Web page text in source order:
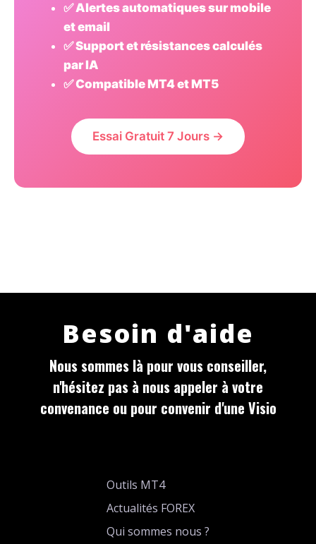
✅ Alertes automatiques sur mobile
et email
✅ Support et résistances calculés
par IA
✅ Compatible MT4 et MT5
Essai Gratuit 7 Jours →
Besoin d'aide
Nous sommes là pour vous conseiller,
n'hésitez pas à nous appeler à votre
convenance ou pour convenir d'une Visio
Outils MT4
Actualités FOREX
Qui sommes nous ?